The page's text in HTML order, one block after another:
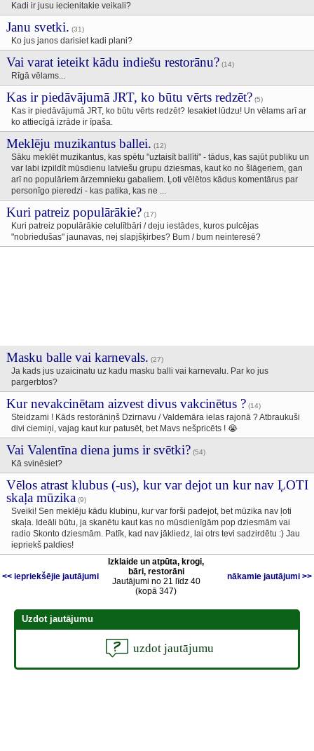
Kadi ir jusu iecienitakie veikali?
Janu svetki. (31)
Ko jus janos darisiet kadi plani?
Vai varat ieteikt kādu indiešu restorānu? (14)
Rīgā vēlams...
Kas ir piedāvājumā JRT, ko būtu vērts redzēt? (5)
Kas ir piedāvājumā JRT, ko būtu vērts redzēt? Iesakiet lūdzu! Un vēlams arī ar
ko attiecīgā izrāde ir īpaša.
Meklēju muzikantus ballei. (12)
Sāku meklēt muzikantus, kas spētu "uztaisīt ballīti" - tādus, kas sajūt publiku un
var labi izpildīt mūsdienu latviešu grupu dziesmas, kaut ko no šlāgeriem, gan
arī no populāriem ārzemnieku gabaliem. Ļoti vēlētos kādus komentārus par
personīgo pieredzi - kas patika, kas ne ...
Kuri patreiz populārākie? (17)
Kuri patreiz populārākie celulītbāri / deju iestādes, kuros pulcējas
"nobriedušas" jaunavas, nej slapjšķirbes? Bum / bum neinteresē?
Masku balle vai karnevals. (27)
Ja kads jus uzaicinatu uz kadu masku balli vai karnevalu. Par ko jus
pargerbtos?
Kur nevakcinētam aizvest divus vakcinētus ? (14)
Steidzami ! Kāds restorāniņš Dzirnavu / Valdemāra ielas rajonā ? Atbraukuši
divi ciemiņi, vajag kaut kur patusēt, bet Mavs nešpricēts ! 😭
Vai Valentīna diena jums ir svētki? (54)
Kā svinēsiet?
Vēlos atrast klubus (-us), kur var dejot un kur nav ĻOTI
skaļa mūzika (9)
Sveiki! Sen meklēju kādu klubiņu, kur var forši padejot, bet mūzika nav ļoti
skaļa. Ideāli būtu, ja skanētu kaut kas no mūsdienīgām pop dziesmām vai
radio Skonto dziesmām. Patīk, kad nav jākliedz, lai otrs tevi sadzirdētu :) Jau
iepriekš paldies!
<< iepriekšējie jautājumi
Izklaide un atpūta, krogi,
bāri, restorāni
Jautājumi no 21 līdz 40
(kopā 347)
nākamie jautājumi >>
Uzdot jautājumu
uzdot jautājumu